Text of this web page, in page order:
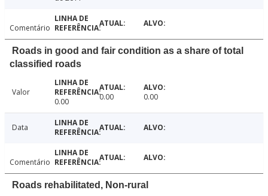
Comentário
Roads in good and fair condition as a share of total
classified roads
Valor
0.00
0.00 0.00
Data
Comentário
Roads rehabilitated, Non-rural